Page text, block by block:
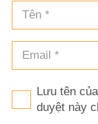
Lưu tên
duyệt này